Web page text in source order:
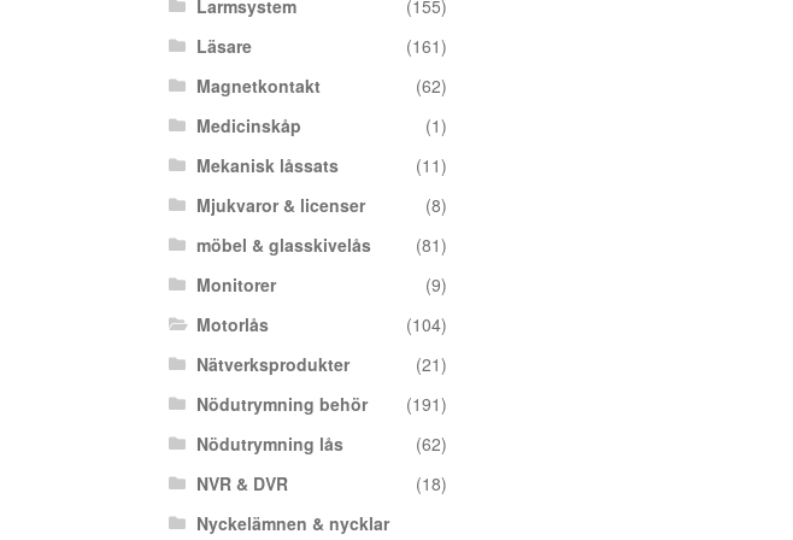
Larmsystem
(155)
Läsare
(161)
Magnetkontakt
(62)
Medicinskåp
(1)
Mekanisk låssats
(11)
Mjukvaror & licenser
(8)
möbel & glasskivelås
(81)
Monitorer
(9)
Motorlås
(104)
Nätverksprodukter
(21)
Nödutrymning behör
(191)
Nödutrymning lås
(62)
NVR & DVR
(18)
Nyckelämnen & nycklar